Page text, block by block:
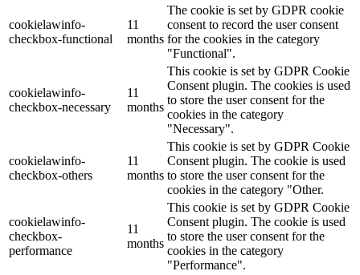
cookielawinfo-
checkbox-functional
11
months
The cookie is set by GDPR cookie
consent to record the user consent
for the cookies in the category
"Functional".
cookielawinfo-
checkbox-necessary
11
months
This cookie is set by GDPR Cookie
Consent plugin. The cookies is used
to store the user consent for the
cookies in the category
"Necessary".
cookielawinfo-
checkbox-others
11
months
This cookie is set by GDPR Cookie
Consent plugin. The cookie is used
to store the user consent for the
cookies in the category "Other.
cookielawinfo-
checkbox-
performance
11
months
This cookie is set by GDPR Cookie
Consent plugin. The cookie is used
to store the user consent for the
cookies in the category
"Performance".